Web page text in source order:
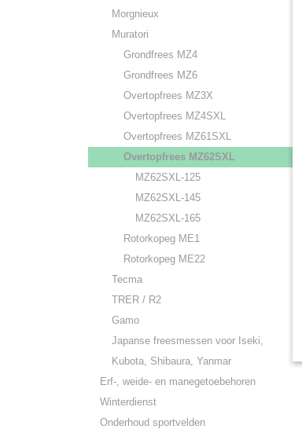
Morgnieux
Muratori
Grondfrees MZ4
Grondfrees MZ6
Overtopfrees MZ3X
Overtopfrees MZ4SXL
Overtopfrees MZ61SXL
Overtopfrees MZ62SXL
MZ62SXL-125
MZ62SXL-145
MZ62SXL-165
Rotorkopeg ME1
Rotorkopeg ME22
Tecma
TRER / R2
Gamo
Japanse freesmessen voor Iseki,
Kubota, Shibaura, Yanmar
Erf-, weide- en manegetoebehoren
Winterdienst
Onderhoud sportvelden